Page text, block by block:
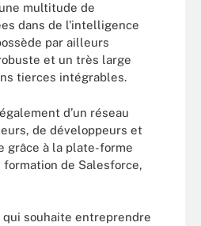
multitude de
dans de l'intelligence
par ailleurs
et un très large
tierces intégrables.
d’un réseau
de développeurs et
grâce à la plate-forme
de Salesforce,
souhaite entreprendre